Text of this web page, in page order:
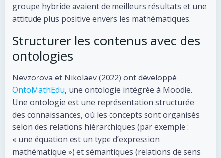
groupe hybride avaient de meilleurs résultats et une
attitude plus positive envers les mathématiques.
Structurer les contenus avec des
ontologies
Nevzorova et Nikolaev (2022) ont développé
OntoMathEdu, une ontologie intégrée à Moodle.
Une ontologie est une représentation structurée
des connaissances, où les concepts sont organisés
selon des relations hiérarchiques (par exemple :
« une équation est un type d’expression
mathématique ») et sémantiques (relations de sens